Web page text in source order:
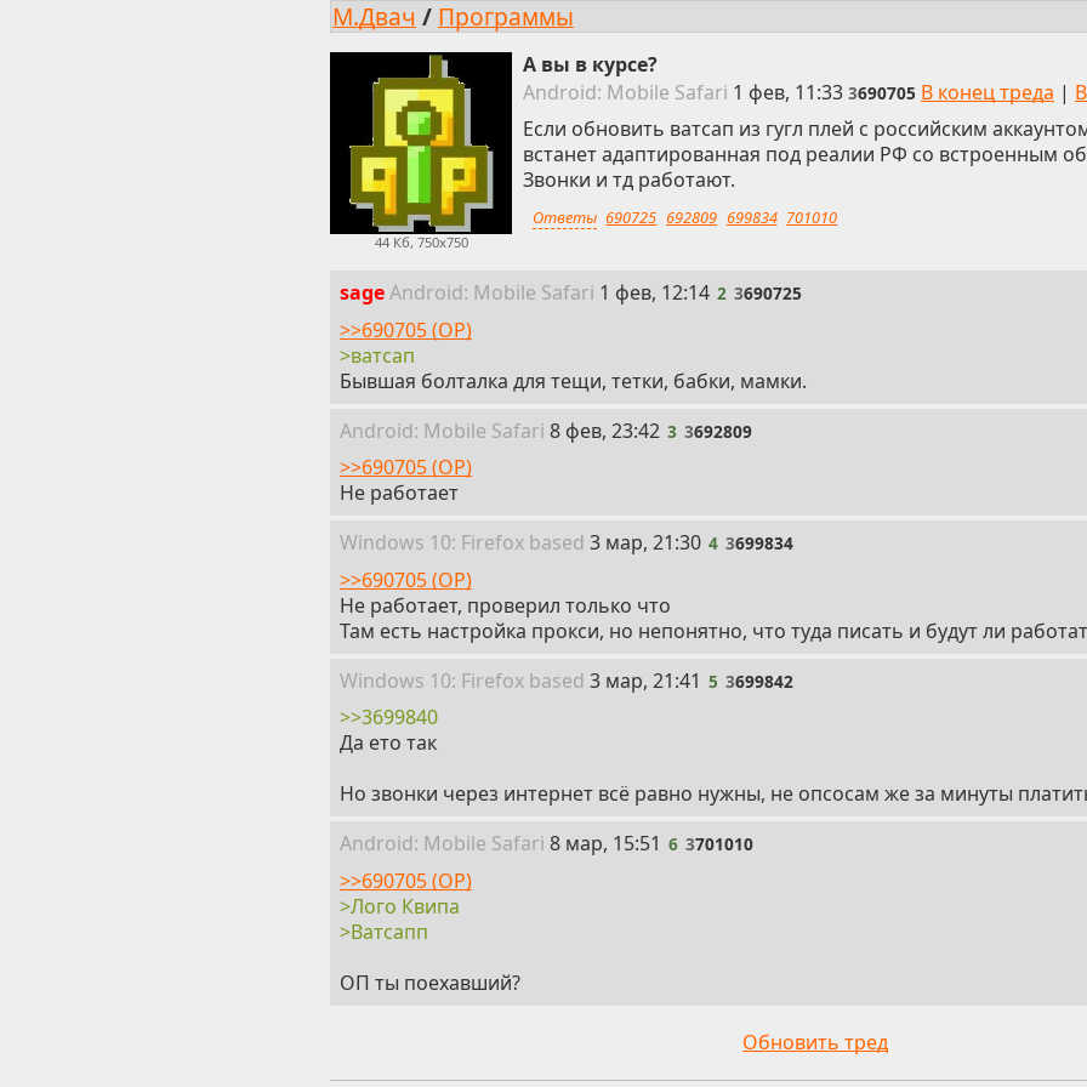
М.Двач / Программы
44 Кб, 750x750
А вы в курсе?
Android: Mobile Safari 1 фев, 11:33 3690705 В конец треда |
Если обновить ватсап из гугл плей с российским
встанет адаптированная под реалии РФ со встроенным
Звонки и тд работают.
Ответы 690725 692809 699834 701010
sageAndroid: Mobile Safari 2
1 фев, 12:14 2 3690725
>>690705 (OP)
>ватсап
Бывшая болталка для тещи, тетки, бабки, мамки.
Android: Mobile Safari 3
8 фев, 23:42 3 3692809
>>690705 (OP)
Не работает
Windows 10: Firefox based 4
3 мар, 21:30 4 3699834
>>690705 (OP)
Не работает, проверил только что
Там есть настройка прокси, но непонятно, что туда писать и будут ли
Windows 10: Firefox based 5
3 мар, 21:41 5 3699842
>>3699840
Да ето так
Но звонки через интернет всё равно нужны, не опсосам же за минуты
Android: Mobile Safari 6
8 мар, 15:51 6 3701010
>>690705 (OP)
>Лого Квипа
>Ватсапп
ОП ты поехавший?
Обновить тред